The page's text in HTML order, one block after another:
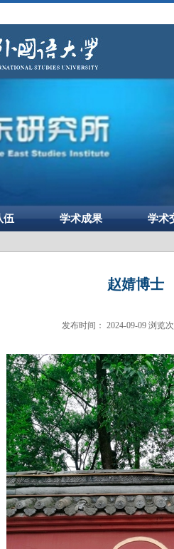
伍 学术成果 学术
赵婧博士
发布时间： 2024-09-09 浏览次